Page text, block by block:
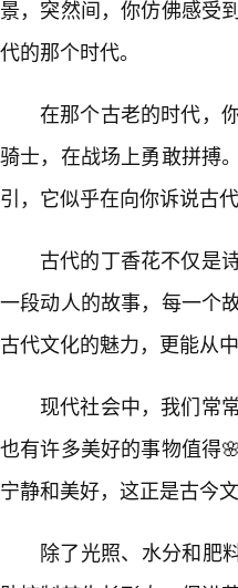
景，突然间，你仿佛感受
代的那个时代。
在那个古老的时代，
骑士，在战场上勇敢拼搏
引，它似乎在向你诉说古
古代的丁香花不仅是
一段动人的故事，每一个
古代文化的魅力，更能从
现代社会中，我们常
也有许多美好的事物值得
宁静和美好，这正是古今
除了光照、水分和肥